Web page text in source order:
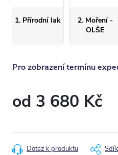
1. Přírodní lak
2. Moření -
OLŠE
Pro zobrazení termínu
od 3 680 Kč
Dotaz k produktu